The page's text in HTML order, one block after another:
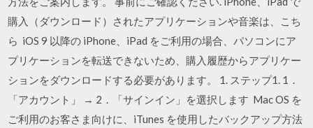
購入（ダウンロード）されたアプリケーションや音楽は、こち
ら iOS 9 以降の iPhone、iPad をご利用の場合、パソコンにア
プリケーションを転送できないため、購入履歴からアプリケー
ションをダウンロードする必要があります。 1. ステップ1. 1．
「アカウント」 → 2．「サインイン」を選択します Mac OS を
ご利用のお客さま向けに、iTunes を使用したバックアップ方法